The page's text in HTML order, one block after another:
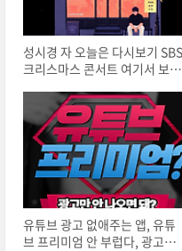
성시경 자 오늘은 다시보기 SBS
크리스마스 콘서트 여기서 보세
유튜브 광고 없애주는 앱, 유튜
브 프리미엄 안 부럽다, 광고제